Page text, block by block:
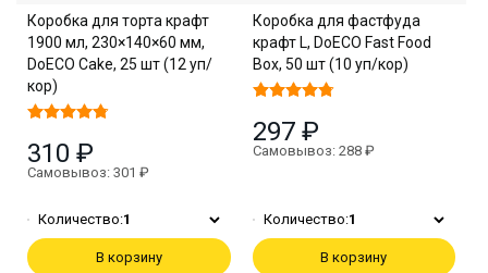
Коробка для торта крафт
1900 мл, 230×140×60 мм,
DoECO Cake, 25 шт (12 уп/
кор)
310 ₽
Самовывоз: 301 ₽
Количество:1
В корзину
Коробка для фастфуда
крафт L, DoECO Fast Food
Box, 50 шт (10 уп/кор)
297 ₽
Самовывоз: 288 ₽
Количество:1
В корзину